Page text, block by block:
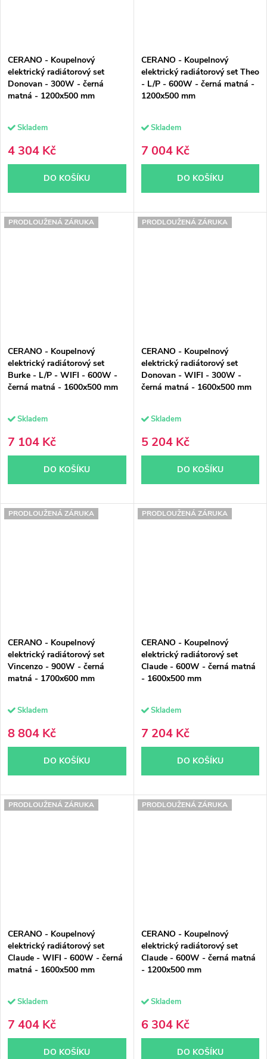
CERANO - Koupelnový
elektrický radiátorový set
Donovan - 300W - černá
matná - 1200x500 mm
Skladem
4 304 Kč
DO KOŠÍKU
CERANO - Koupelnový
elektrický radiátorový set Theo
- L/P - 600W - černá matná -
1200x500 mm
Skladem
7 004 Kč
DO KOŠÍKU
PRODLOUŽENÁ ZÁRUKA
CERANO - Koupelnový
elektrický radiátorový set
Burke - L/P - WIFI - 600W -
černá matná - 1600x500 mm
Skladem
7 104 Kč
DO KOŠÍKU
PRODLOUŽENÁ ZÁRUKA
CERANO - Koupelnový
elektrický radiátorový set
Donovan - WIFI - 300W -
černá matná - 1600x500 mm
Skladem
5 204 Kč
DO KOŠÍKU
PRODLOUŽENÁ ZÁRUKA
CERANO - Koupelnový
elektrický radiátorový set
Vincenzo - 900W - černá
matná - 1700x600 mm
Skladem
8 804 Kč
DO KOŠÍKU
PRODLOUŽENÁ ZÁRUKA
CERANO - Koupelnový
elektrický radiátorový set
Claude - 600W - černá matná
- 1600x500 mm
Skladem
7 204 Kč
DO KOŠÍKU
PRODLOUŽENÁ ZÁRUKA
CERANO - Koupelnový
elektrický radiátorový set
Claude - WIFI - 600W - černá
matná - 1600x500 mm
Skladem
7 404 Kč
DO KOŠÍKU
PRODLOUŽENÁ ZÁRUKA
CERANO - Koupelnový
elektrický radiátorový set
Claude - 600W - černá matná
- 1200x500 mm
Skladem
6 304 Kč
DO KOŠÍKU